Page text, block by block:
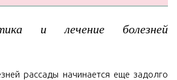
и лечение болезней
рассады начинается еще задолго